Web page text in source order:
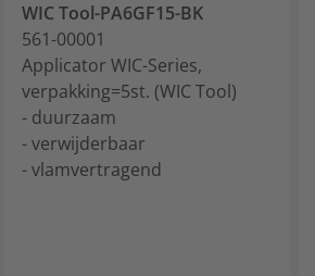
WIC Tool-PA6GF15-BK
561-00001
Applicator WIC-Series,
verpakking=5st. (WIC Tool)
- duurzaam
- verwijderbaar
- vlamvertragend